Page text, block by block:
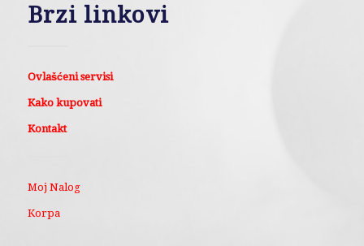
Brzi linkovi
Ovlašćeni servisi
Kako kupovati
Kontakt
Moj Nalog
Korpa